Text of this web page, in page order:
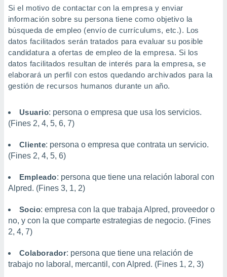
aunque
no
Puedes
acceder a
web a
abono
similares
este sitio
IP
de
traten tus
en
Si el motivo de contactar con la empresa y enviar
información sobre su persona tiene como objetivo la
búsqueda de empleo (envío de currículums, etc.). Los
datos facilitados serán tratados para evaluar su posible
candidatura a ofertas de empleo de la empresa. Si los
datos facilitados resultan de interés para la empresa, se
elaborará un perfil con estos quedando archivados para la
gestión de recursos humanos durante un año.
Usuario: persona o empresa que usa los servicios.
(Fines 2, 4, 5, 6, 7)
Cliente: persona o empresa que contrata un servicio.
(Fines 2, 4, 5, 6)
Empleado: persona que tiene una relación laboral con
Alpred. (Fines 3, 1, 2)
Socio: empresa con la que trabaja Alpred, proveedor o
no, y con la que comparte estrategias de negocio. (Fines
2, 4, 7)
Colaborador: persona que tiene una relación de
trabajo no laboral, mercantil, con Alpred. (Fines 1, 2, 3)